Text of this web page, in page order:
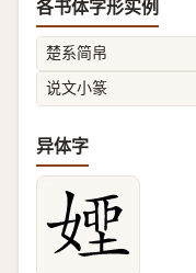
各书体字形实例
楚系简帛
说文小篆
异体字